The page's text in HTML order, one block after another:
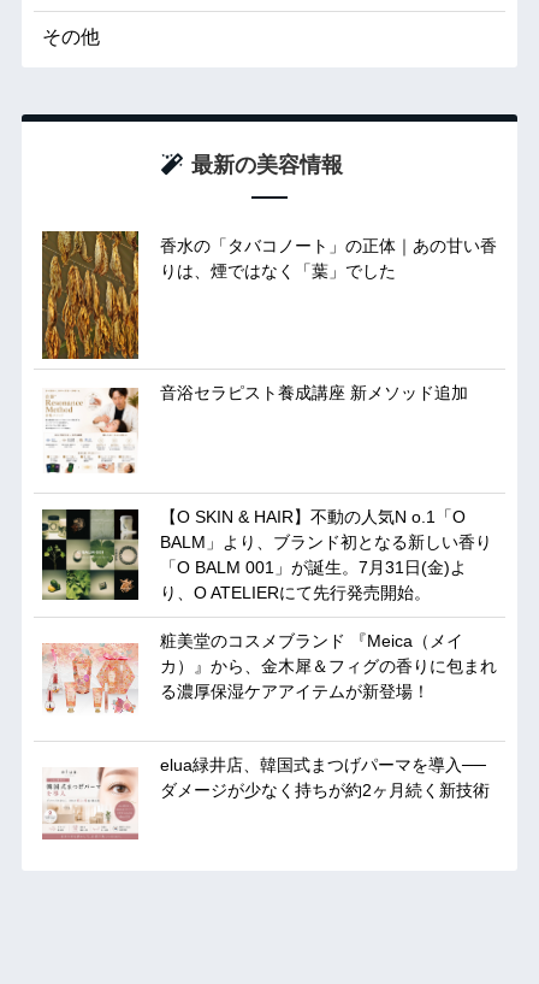
その他
最新の美容情報
香水の「タバコノート」の正体｜あの甘い香
りは、煙ではなく「葉」でした
音浴セラピスト養成講座 新メソッド追加
【O SKIN & HAIR】不動の人気N o.1「O
BALM」より、ブランド初となる新しい香り
「O BALM 001」が誕生。7月31日(金)よ
り、O ATELIERにて先行発売開始。
粧美堂のコスメブランド 『Meica（メイ
カ）』から、金木犀＆フィグの香りに包まれ
る濃厚保湿ケアアイテムが新登場！
elua緑井店、韓国式まつげパーマを導入──
ダメージが少なく持ちが約2ヶ月続く新技術